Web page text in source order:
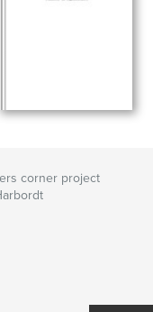
corner project